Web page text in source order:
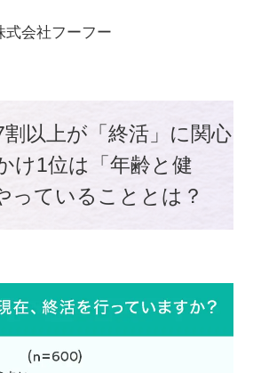
会社フーフー
以上が「終活」に関心
け1位は「年齢と健
っていることとは？